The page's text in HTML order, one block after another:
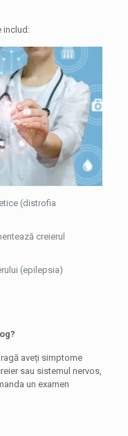
includ:
(distrofia
creierul
(epilepsia)
aveți simptome
sau sistemul nervos,
un examen